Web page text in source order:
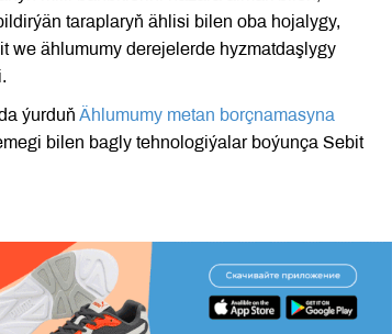
taraplaryň ählisi bilen oba hojalygy,
we ählumumy derejelerde hyzmatdaşlygy
ýurduň Ählumumy metan borçnamasyna
bilen bagly tehnologiýalar boýunça Sebit